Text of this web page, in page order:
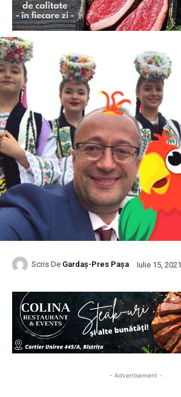
Scris De Gardaș-Pres Pașa Iulie 15, 2021
- Advertisement -